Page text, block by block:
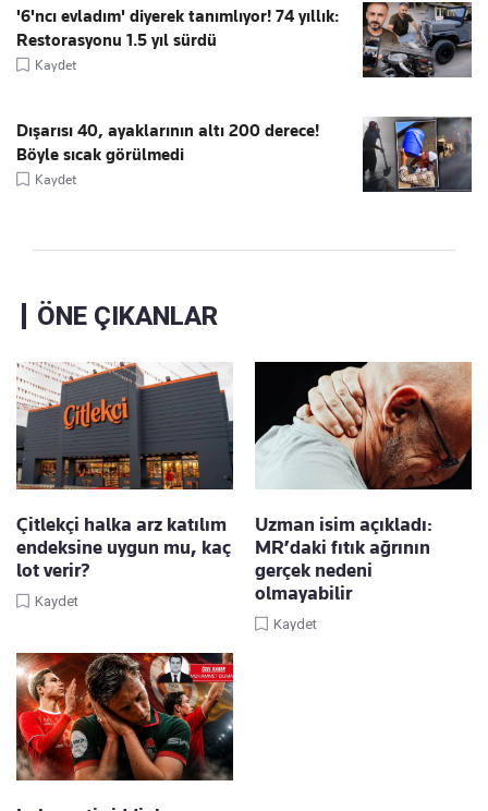
'6'ncı evladım' diyerek tanımlıyor! 74 yıllık:
Restorasyonu 1.5 yıl sürdü
Kaydet
Dışarısı 40, ayaklarının altı 200 derece!
Böyle sıcak görülmedi
Kaydet
ÖNE ÇIKANLAR
Çitlekçi halka arz katılım
endeksine uygun mu, kaç
lot verir?
Kaydet
Uzman isim açıkladı:
MR’daki fıtık ağrının
gerçek nedeni
olmayabilir
Kaydet